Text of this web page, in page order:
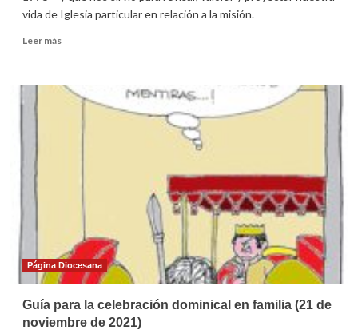
vida de Iglesia particular en relación a la misión.
Leer másLeer
Homilía
para
Página Diocesana
Guía para la celebración dominical en familia (21 de
noviembre de 2021)